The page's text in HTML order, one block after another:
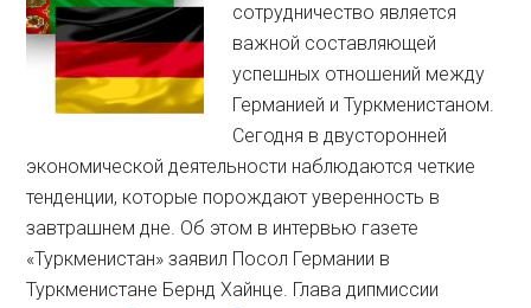
сотрудничество является
важной составляющей
успешных отношений между
Германией и Туркменистаном.
Сегодня в двусторонней
экономической деятельности наблюдаются четкие
тенденции, которые порождают уверенность в
завтрашнем дне. Об этом в интервью газете
«Туркменистан» заявил Посол Германии в
Туркменистане Бернд Хайнце. Глава дипмиссии